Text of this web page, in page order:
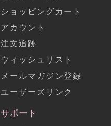
ショッピングカート
アカウント
注文追跡
ウィッシュリスト
メールマガジン登録
ユーザーズリンク
サポート